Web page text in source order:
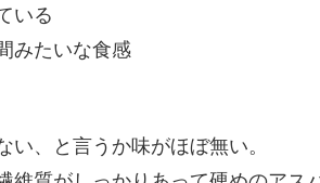
いる
みたいな食感
い、と言うか味がほぼ無い。